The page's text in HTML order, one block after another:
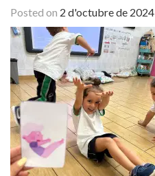
Posted on 2 d'octubre de 2024